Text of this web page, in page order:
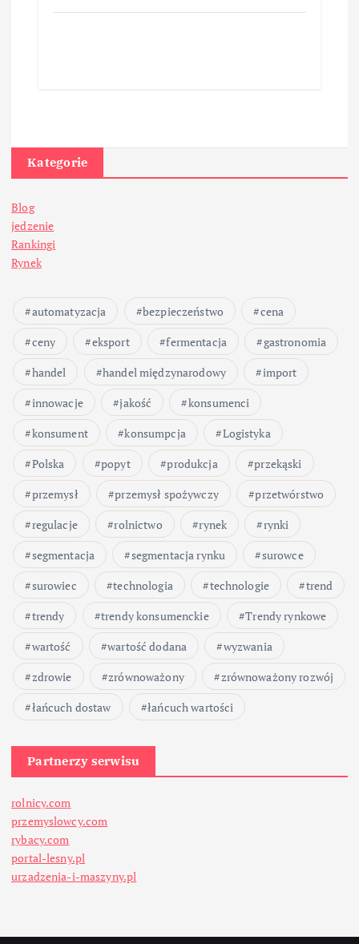
Kategorie
Blog
jedzenie
Rankingi
Rynek
automatyzacja bezpieczeństwo
cena
ceny
eksport fermentacja
gastronomia
handel
handel międzynarodowy
import
innowacje
jakość
konsumenci
konsument
konsumpcja
Logistyka
Polska
popyt produkcja
przekąski
przemysł
przemysł spożywczy
przetwórstwo
regulacje
rolnictwo rynek
rynki
segmentacja
segmentacja rynku
surowce
surowiec
technologia technologie
trend
trendy
trendy konsumenckie
Trendy rynkowe
wartość
wartość dodana
wyzwania
zdrowie
zrównoważony
zrównoważony rozwój
łańcuch dostaw
łańcuch wartości
Partnerzy serwisu
rolnicy.com
przemyslowcy.com
rybacy.com
portal-lesny.pl
urzadzenia-i-maszyny.pl